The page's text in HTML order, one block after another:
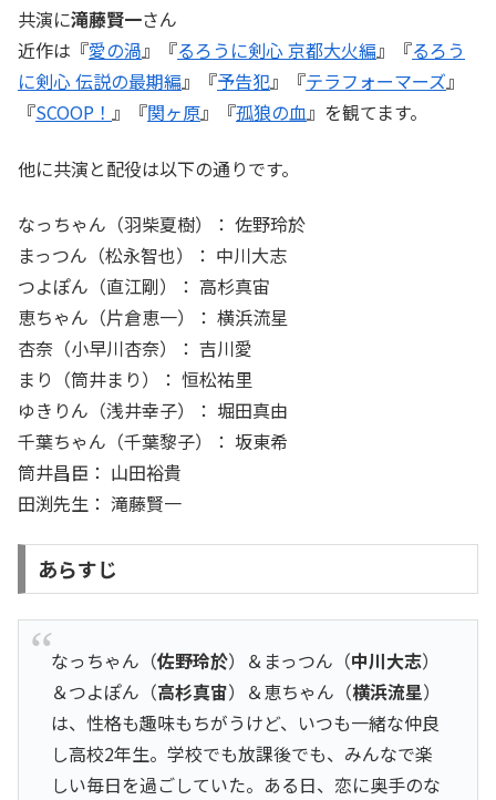
共演に滝藤賢一さん
近作は『愛の渦』『るろうに剣心 京都大火編』『るろう
に剣心 伝説の最期編』『予告犯』『テラフォーマーズ』
『SCOOP！ 』『関ヶ原』『孤狼の血』を観てます。
他に共演と配役は以下の通りです。
なっちゃん（羽柴夏樹）： 佐野玲於
まっつん（松永智也）： 中川大志
つよぽん（直江剛）： 高杉真宙
恵ちゃん（片倉恵一）： 横浜流星
杏奈（小早川杏奈）： 吉川愛
まり（筒井まり）： 恒松祐里
ゆきりん（浅井幸子）： 堀田真由
千葉ちゃん（千葉黎子）： 坂東希
筒井昌臣： 山田裕貴
田渕先生： 滝藤賢一
あらすじ
なっちゃん（佐野玲於）＆まっつん（中川大志）
＆つよぽん（高杉真宙）＆恵ちゃん（横浜流星）
は、性格も趣味もちがうけど、いつも一緒な仲良
し高校2年生。学校でも放課後でも、みんなで楽
しい毎日を過ごしていた。ある日、恋に奥手のな